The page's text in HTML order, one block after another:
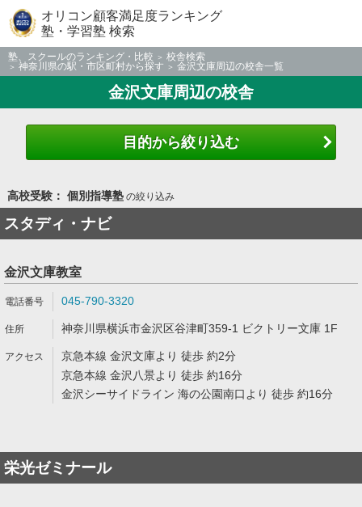
オリコン顧客満足度ランキング
塾・学習塾 検索
塾、スクールのランキング・比較
校舎検索
神奈川県の駅・市区町村から探す
金沢文庫周辺の校舎一覧
金沢文庫周辺の校舎
目的から絞り込む
高校受験： 個別指導塾の絞り込み
スタディ・ナビ
金沢文庫教室
045-790-3320
神奈川県横浜市金沢区谷津町359-1 ビクトリー文庫 1F
京急本線 金沢文庫より 徒歩 約2分
京急本線 金沢八景より 徒歩 約16分
金沢シーサイドライン 海の公園南口より 徒歩 約16分
栄光ゼミナール